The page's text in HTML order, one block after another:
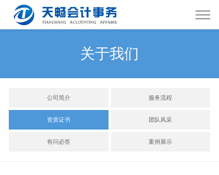
关于我们
公司简介 服务流程
资质证书 团队风采
有问必答 案例展示